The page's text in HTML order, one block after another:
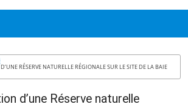
RÉSERVE NATURELLE RÉGIONALE SUR LE SITE DE LA BAIE
d’une Réserve naturelle